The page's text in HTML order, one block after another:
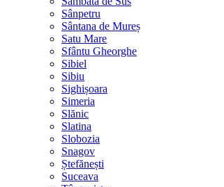
Sânpetru
Sântana de Mureș
Satu Mare
Sfântu Gheorghe
Sibiel
Sibiu
Sighișoara
Simeria
Slănic
Slatina
Slobozia
Snagov
Ștefănești
Suceava